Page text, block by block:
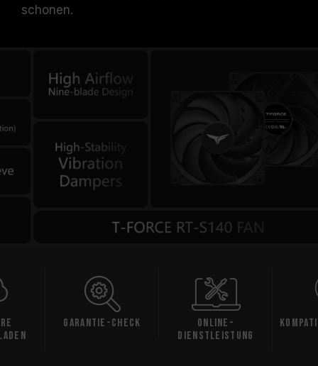
schonen.
Garantie-Check
Online-
Dienstleistung